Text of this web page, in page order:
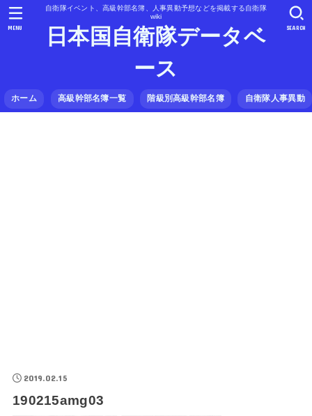
自衛隊イベント、高級幹部名簿、人事異動予想などを掲載する自衛隊
wiki
日本国自衛隊データベ
ース
ホーム 高級幹部名簿一覧 階級別高級幹部名簿 自衛隊人事異動
SEARCH
MENU
2019.02.15
190215amg03